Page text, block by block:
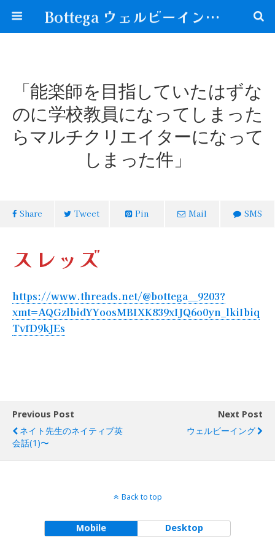
Bottega ウェルビーイングな生き方が見つかる場所
「能楽師を目指していたはずな
のに学校教員になってしまった
らマルチクリエイターになって
しまった件」
Share Tweet Pin Mail SMS
スレッズ
https://www.threads.net/@bottega__9203?
xmt=AQGzlbidYYoosMBIXK839xIJQ6o0yn_lkiIbiq
TvfD9kJEs
Previous Post
ネイト先生のネイティブ英
会話(1)〜
Next Post
ウェルビーイング
Back to top
Mobile Desktop